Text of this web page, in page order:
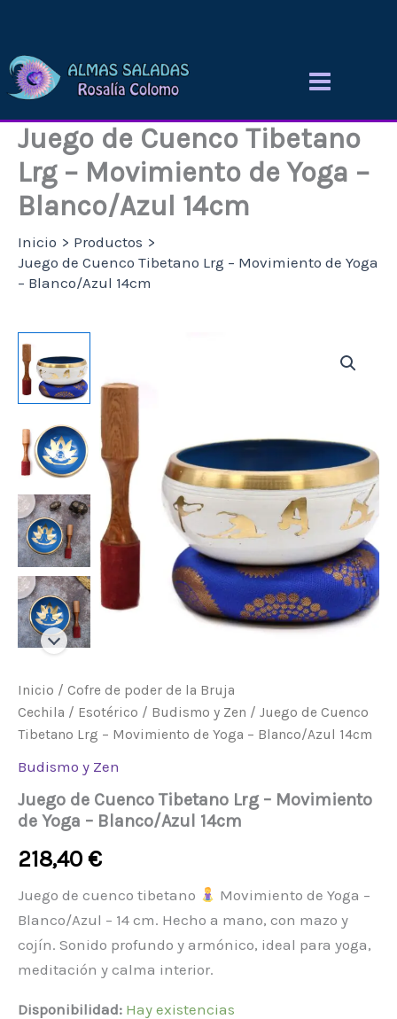
contenido
Juego de Cuenco Tibetano
Lrg – Movimiento de Yoga –
Blanco/Azul 14cm
Inicio
Productos
Juego de Cuenco Tibetano Lrg – Movimiento de Yoga
– Blanco/Azul 14cm
Inicio / Cofre de poder de la Bruja
Cechila / Esotérico / Budismo y Zen / Juego de Cuenco
Tibetano Lrg – Movimiento de Yoga – Blanco/Azul 14cm
Budismo y Zen
Juego de Cuenco Tibetano Lrg – Movimiento
de Yoga – Blanco/Azul 14cm
218,40 €
Juego de cuenco tibetano
Movimiento de Yoga –
Blanco/Azul – 14 cm. Hecho a mano, con mazo y
cojín. Sonido profundo y armónico, ideal para yoga,
meditación y calma interior.
Disponibilidad: Hay existencias
de
Cuenco
Tibetano
Movimiento
de
-
Blanco/Azul
14cm
cantidad